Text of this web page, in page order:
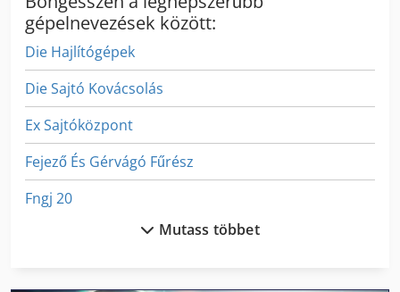
gépelnevezések között:
Die Hajlítógépek
Die Sajtó Kovácsolás
Ex Sajtóközpont
Fejező És Gérvágó Fűrész
Fngj 20
Mutass többet